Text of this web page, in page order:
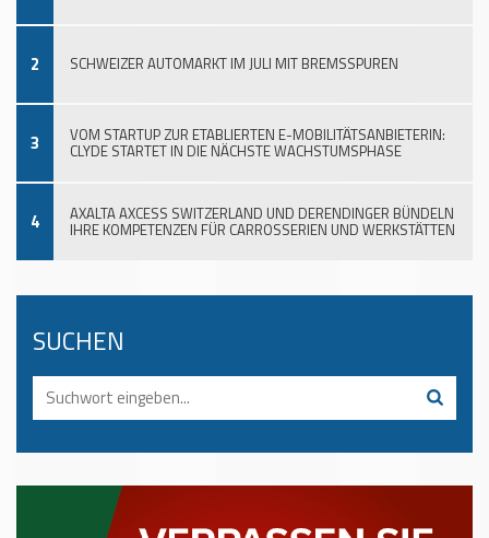
2 SCHWEIZER AUTOMARKT IM JULI MIT BREMSSPUREN
3 VOM STARTUP ZUR ETABLIERTEN E-MOBILITÄTSANBIETERIN:
CLYDE STARTET IN DIE NÄCHSTE WACHSTUMSPHASE
4 AXALTA AXCESS SWITZERLAND UND DERENDINGER BÜNDELN
IHRE KOMPETENZEN FÜR CARROSSERIEN UND WERKSTÄTTEN
SUCHEN